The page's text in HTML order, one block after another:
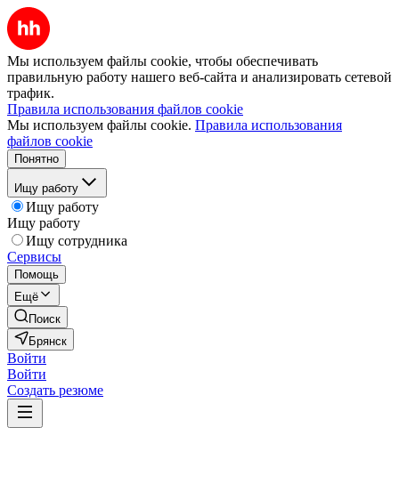
Мы используем файлы cookie, чтобы обеспечивать
правильную работу нашего веб-сайта и анализировать сетевой
трафик.
Правила использования файлов cookie
Мы используем файлы cookie. Правила использования
файлов cookie
Понятно
Ищу работу
Ищу работу
Ищу работу
Ищу сотрудника
Сервисы
Помощь
Ещё
Поиск
Брянск
Войти
Войти
Создать резюме